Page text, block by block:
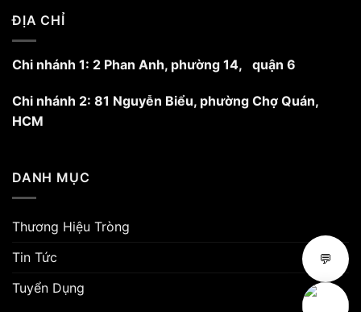
ĐỊA CHỈ
Chi nhánh 1: 2 Phan Anh, phường 14, quận 6
Chi nhánh 2: 81 Nguyễn Biểu, phường Chợ Quán,
HCM
DANH MỤC
Thương Hiệu Tròng
Tin Tức
Tuyển Dụng
💬